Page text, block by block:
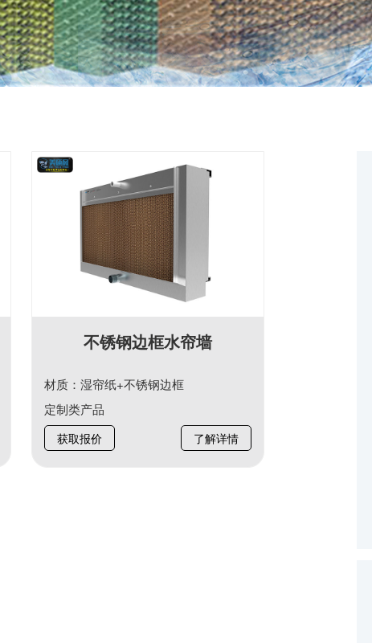
不锈钢边框水帘墙
材质：湿帘纸+不锈钢边框
定制类产品
获取报价 了解详情